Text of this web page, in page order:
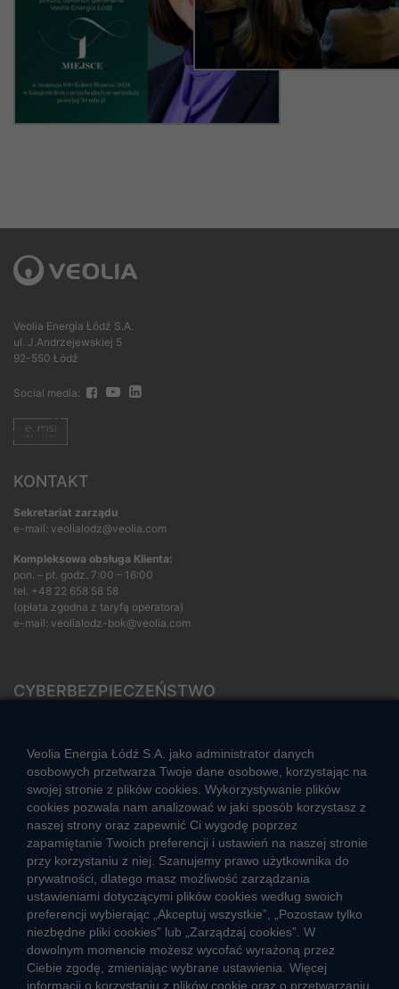
Veolia Energia Łódź S.A.
ul. J.Andrzejewskiej 5
92-550 Łódź
Social media:
KONTAKT
Sekretariat zarządu
e-mail: veolialodz@veolia.com
Kompleksowa obsługa Klienta:
pon. – pt. godz. 7:00 – 16:00
tel. +48 22 658 58 58
(opłata zgodna z taryfą operatora)
e-mail: veolialodz-bok@veolia.com
CYBERBEZPIECZEŃSTWO
CIEPŁO SYSTEMOWE
Zalety ciepła systemowego
Ciepło przez cały rok
Usługi okołociepłownicze
Informacje ciepła systemowego
Veolia Energia Łódź S.A. jako administrator danych
osobowych przetwarza Twoje dane osobowe, korzystając na
swojej stronie z plików cookies. Wykorzystywanie plików
cookies pozwala nam analizować w jaki sposób korzystasz z
naszej strony oraz zapewnić Ci wygodę poprzez
zapamiętanie Twoich preferencji i ustawień na naszej stronie
przy korzystaniu z niej. Szanujemy prawo użytkownika do
prywatności, dlatego masz możliwość zarządzania
ustawieniami dotyczącymi plików cookies według swoich
preferencji wybierając „Akceptuj wszystkie”, „Pozostaw tylko
niezbędne pliki cookies” lub „Zarządzaj cookies”. W
dowolnym momencie możesz wycofać wyrażoną przez
Ciebie zgodę, zmieniając wybrane ustawienia. Więcej
informacji o korzystaniu z plików cookie oraz o przetwarzaniu